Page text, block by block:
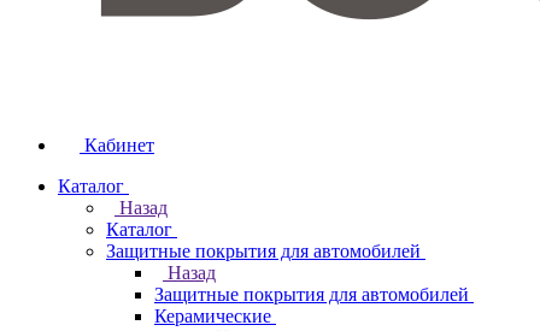
Кабинет
Каталог
Назад
Каталог
Защитные покрытия для автомобилей
Назад
Защитные покрытия для автомобилей
Керамические